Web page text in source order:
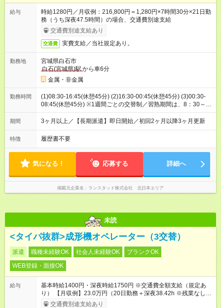
給与
時給1280円／月収例：216,800円＝1,280円×7時間30分×21日勤
務（うち深夜47.5時間）の場合、交通費別途支給
交通費別途支給あり
交通費 実費支給／当社規定あり。
勤務地
宮城県白石市
白石(宮城県)駅から車6分
金属・非金属
勤務時間
(1)08:30-16:45(休憩45分) (2)16:30-00:45(休憩45分) (3)00:30-
08:45(休憩45分) ※1週間ごとの交替制／習熟期間は、8：30～
17：00の日勤勤務です（個人の習熟により期間に変動あり）
期間 3ヶ月以上／【長期派遣】即日開始／初回2ヶ月以降3ヶ月更新
特徴 履歴書不要
気になる！ 応募する 詳細へ
掲載元企業名 ランスタッド株式会社 北日本エリア
未読
<タイパ抜群>成形機オペレーター（3交替）
派遣 職種未経験OK 社会人未経験OK
ブランクOK
WEB登録・面接OK
給与
基本時給1400円・深夜時給1750円 ※交通費全額支給（規定あ
り） 【月収例】23.0万円（20日勤務＋深夜38.42h ※残業なしの
場合）交通費別途支給あり